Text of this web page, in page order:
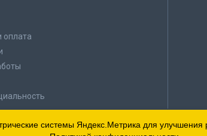
оплата
системы Яндекс.Метрика для улучшения